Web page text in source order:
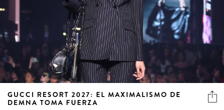
GUCCI RESORT 2027: EL MAXIMALISMO DE
DEMNA TOMA FUERZA